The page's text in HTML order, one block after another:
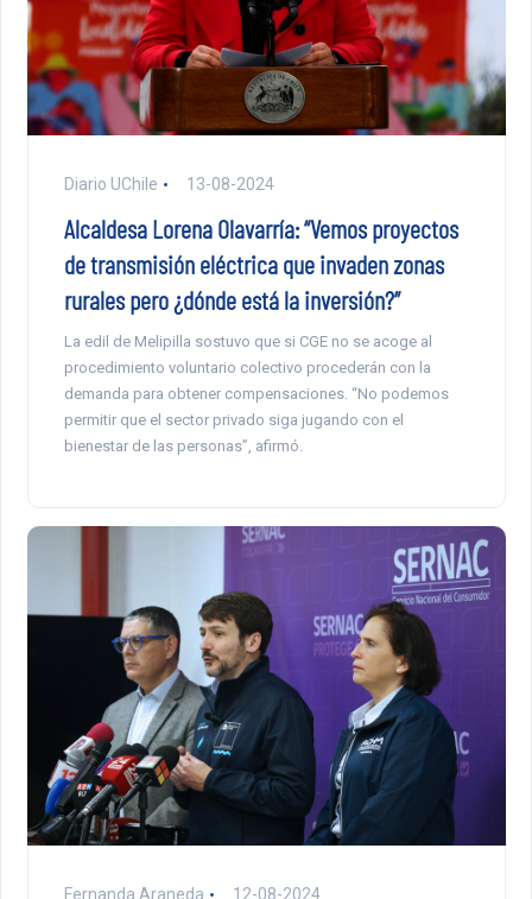
Diario UChile 13-08-2024
Alcaldesa Lorena Olavarría: “Vemos proyectos
de transmisión eléctrica que invaden zonas
rurales pero ¿dónde está la inversión?”
La edil de Melipilla sostuvo que si CGE no se acoge al
procedimiento voluntario colectivo procederán con la
demanda para obtener compensaciones. “No podemos
permitir que el sector privado siga jugando con el
bienestar de las personas”, afirmó.
Fernanda Araneda 12-08-2024